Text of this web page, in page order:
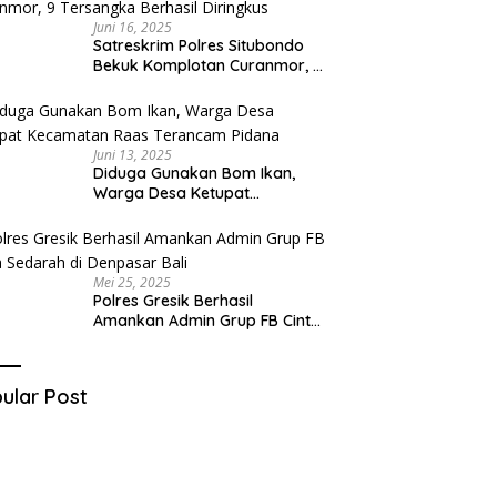
Juni 16, 2025
Satreskrim Polres Situbondo
Bekuk Komplotan Curanmor, 9
Juni 13, 2025
Diduga Gunakan Bom Ikan,
Warga Desa Ketupat
Pidana
Mei 25, 2025
Polres Gresik Berhasil
Amankan Admin Grup FB Cinta
Post